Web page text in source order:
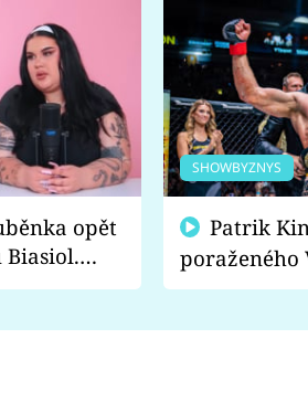
opět
falešná a
SHOWBYZNYS
poraženého
fanoušci